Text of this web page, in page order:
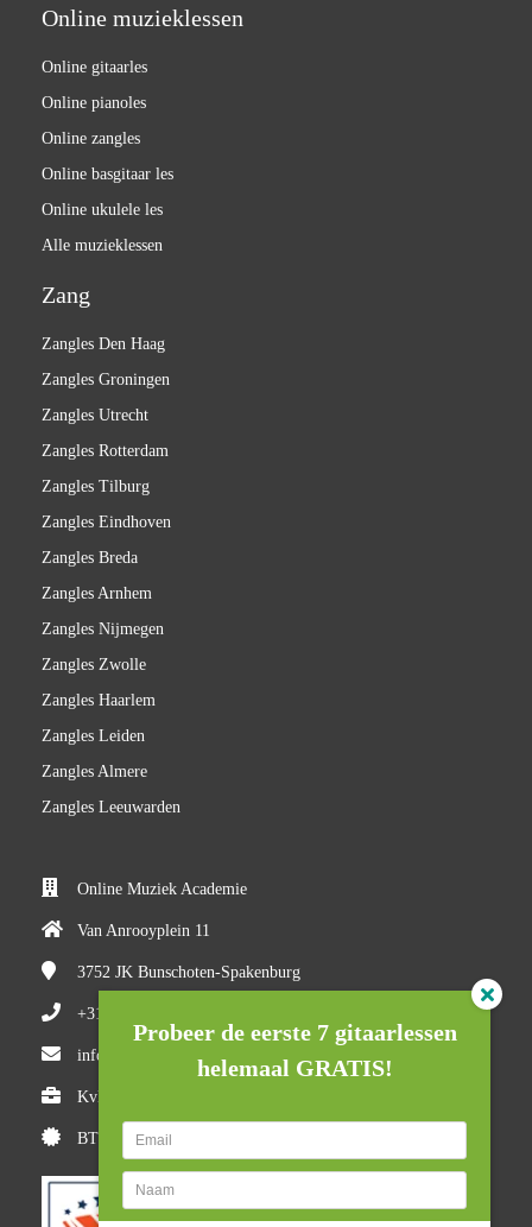
Online muzieklessen
Online gitaarles
Online pianoles
Online zangles
Online basgitaar les
Online ukulele les
Alle muzieklessen
Zang
Zangles Den Haag
Zangles Groningen
Zangles Utrecht
Zangles Rotterdam
Zangles Tilburg
Zangles Eindhoven
Zangles Breda
Zangles Arnhem
Zangles Nijmegen
Zangles Zwolle
Zangles Haarlem
Zangles Leiden
Zangles Almere
Zangles Leeuwarden
Online Muziek Academie
Van Anrooyplein 11
3752 JK Bunschoten-Spakenburg
+31(0)618710527
info@onlinemuziekacademie.nl
KvK nummer: 84983205
BTW nummer: NL8634.521.52.B01
Probeer de eerste 7 gitaarlessen
helemaal GRATIS!